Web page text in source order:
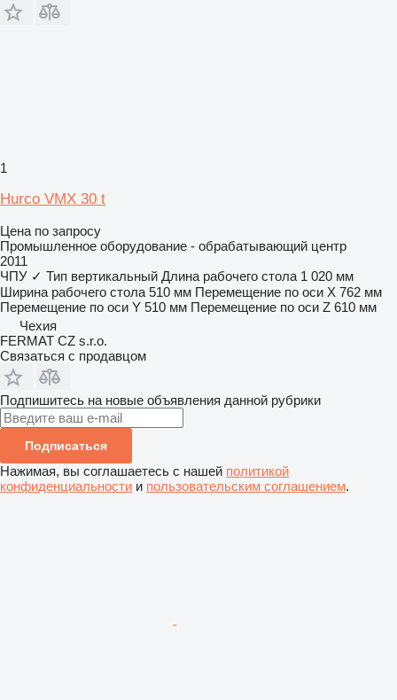
1
Hurco VMX 30 t
Цена по запросу
Промышленное оборудование - обрабатывающий центр
2011
ЧПУ ✓ Тип вертикальный Длина рабочего стола 1 020 мм
Ширина рабочего стола 510 мм Перемещение по оси X 762 мм
Перемещение по оси Y 510 мм Перемещение по оси Z 610 мм
Чехия
FERMAT CZ s.r.o.
Связаться с продавцом
Подпишитесь на новые объявления данной рубрики
Подписаться
Нажимая, вы соглашаетесь с нашей политикой
конфиденциальности и пользовательским соглашением.